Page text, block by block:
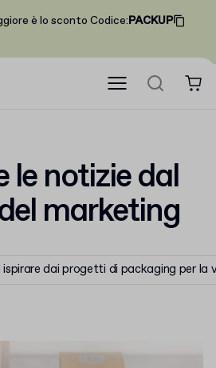
è lo sconto Codice:PACKUP
le notizie dal
marketing
dai progetti di packaging per la